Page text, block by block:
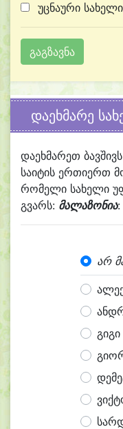
უცნაური სახელი
დაეხმარე
დაეხმარეთ
საიტის ერთიერთ
რომელი სახელი
გვარს: მალაზონია:
არ